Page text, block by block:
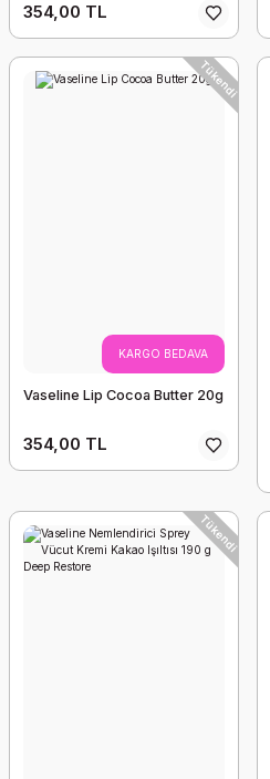
354,00 TL
Tükendi
KARGO BEDAVA
Vaseline Lip Cocoa Butter 20g
354,00 TL
Tükendi